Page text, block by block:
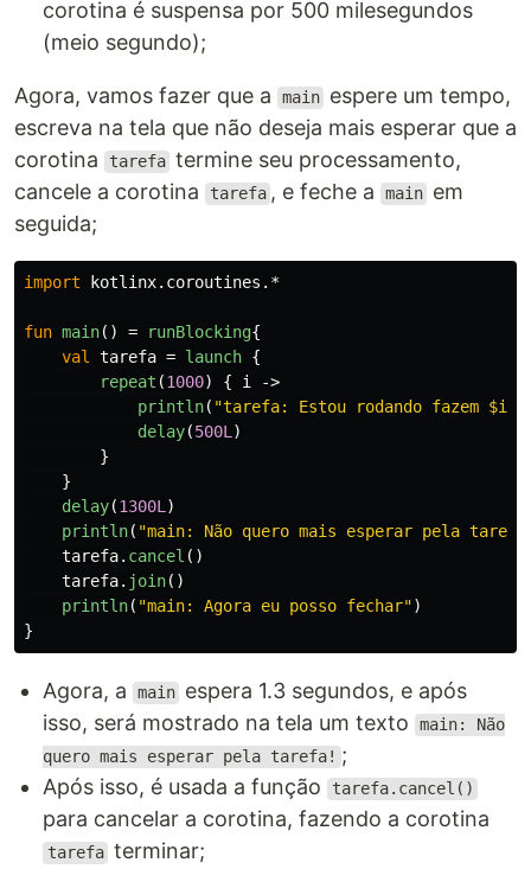
corotina é suspensa por 500 milesegundos
(meio segundo);
Agora, vamos fazer que a main espere um tempo,
escreva na tela que não deseja mais esperar que a
corotina
tarefa termine seu processamento,
cancele a corotina
tarefa , e feche a main em
seguida;
import kotlinx.coroutines.*
fun main() = runBlocking{
val tarefa = launch {
repeat (1000) { i
->
println( "tarefa: Estou rodando fazem $i
delay(500L)
}
}
delay(1300L)
println( "main: Não quero mais esperar pela
tarefa. cancel ()
tarefa. join()
println( "main: Agora eu posso fechar")
}
Agora, a main espera 1.3 segundos, e após
isso, será mostrado na tela um texto
main: Não
quero mais esperar pela tarefa! ;
Após isso, é usada a função
tarefa.cancel()
para cancelar a corotina, fazendo a corotina
tarefa terminar;